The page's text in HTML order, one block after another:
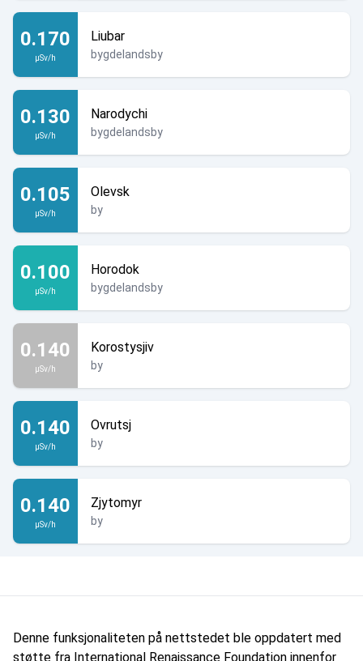
0.170
µSv/h
Liubar
bygdelandsby
0.130
µSv/h
Narodychi
bygdelandsby
0.105
µSv/h
Olevsk
by
0.100
µSv/h
Horodok
bygdelandsby
0.140
µSv/h
Korostysjiv
by
0.140
µSv/h
Ovrutsj
by
0.140
µSv/h
Zjytomyr
by
Denne funksjonaliteten på nettstedet ble oppdatert med
støtte fra International Renaissance Foundation innenfor